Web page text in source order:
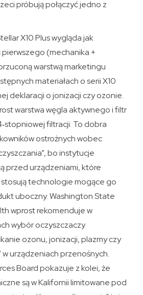
próbują połączyć jedno z
X10 Plus wygląda jak
(mechanika +
warstwą marketingu
materiałach o serii X10
deklaracji o jonizacji czy ozonie.
warstwa węgla aktywnego i filtr
filtracji. To dobra
ostrożnych wobec
bo instytucje
przed urządzeniami, które
technologie mogące go
uboczny. Washington State
wprost rekomenduje w
wybór oczyszczaczy
ozonu, jonizacji, plazmy czy
w urządzeniach przenośnych.
Board pokazuje z kolei, że
są w Kalifornii limitowane pod